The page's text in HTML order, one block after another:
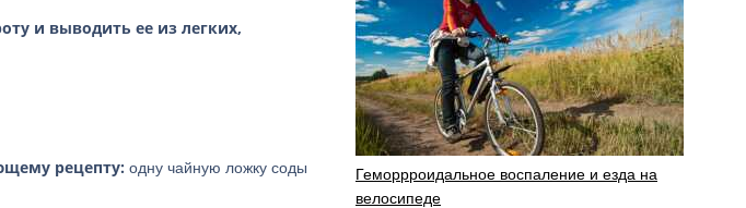
и выводить ее из легких,
рецепту: одну чайную ложку соды
Геморрроидальное воспаление и езда на
велосипеде